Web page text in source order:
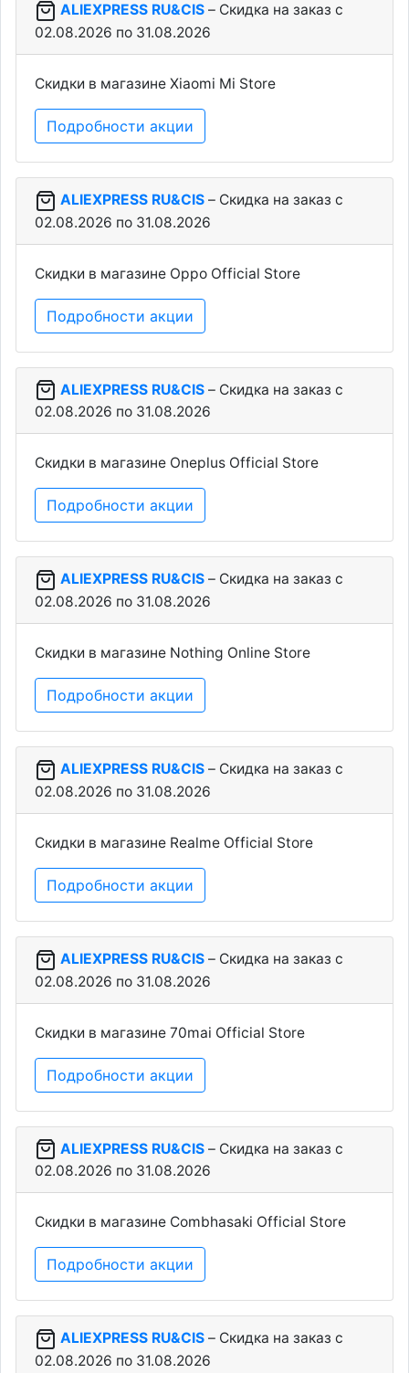
ALIEXPRESS RU&CIS – Скидка на заказ c
02.08.2026 по 31.08.2026
Скидки в магазине Xiaomi Mi Store
Подробности акции
ALIEXPRESS RU&CIS – Скидка на заказ c
02.08.2026 по 31.08.2026
Скидки в магазине Oppo Official Store
Подробности акции
ALIEXPRESS RU&CIS – Скидка на заказ c
02.08.2026 по 31.08.2026
Скидки в магазине Oneplus Official Store
Подробности акции
ALIEXPRESS RU&CIS – Скидка на заказ c
02.08.2026 по 31.08.2026
Скидки в магазине Nothing Online Store
Подробности акции
ALIEXPRESS RU&CIS – Скидка на заказ c
02.08.2026 по 31.08.2026
Скидки в магазине Realme Official Store
Подробности акции
ALIEXPRESS RU&CIS – Скидка на заказ c
02.08.2026 по 31.08.2026
Скидки в магазине 70mai Official Store
Подробности акции
ALIEXPRESS RU&CIS – Скидка на заказ c
02.08.2026 по 31.08.2026
Скидки в магазине Combhasaki Official Store
Подробности акции
ALIEXPRESS RU&CIS – Скидка на заказ c
02.08.2026 по 31.08.2026